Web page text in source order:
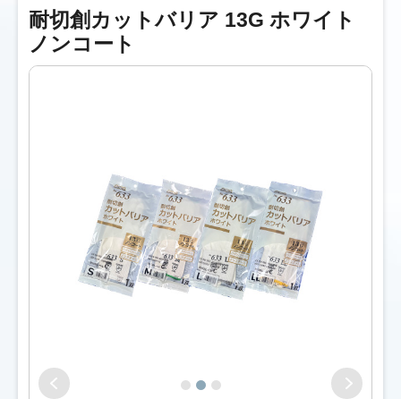
耐切創カットバリア 13G ホワイト
ノンコート